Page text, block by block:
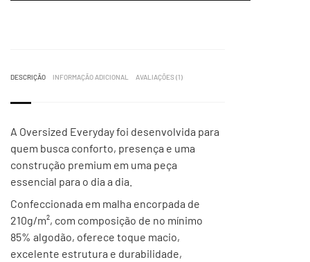
DESCRIÇÃO INFORMAÇÃO ADICIONAL AVALIAÇÕES (1)
A Oversized Everyday foi desenvolvida para
quem busca conforto, presença e uma
construção premium em uma peça
essencial para o dia a dia.
Confeccionada em malha encorpada de
210g/m², com composição de no mínimo
85% algodão, oferece toque macio,
excelente estrutura e durabilidade,